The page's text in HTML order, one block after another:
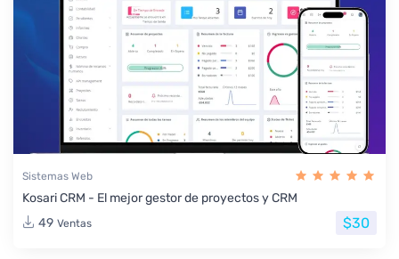
Sistemas Web
Kosari CRM - El mejor gestor de proyectos y CRM
49 Ventas $30